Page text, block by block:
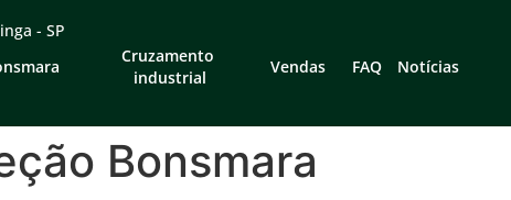
- SP
Cruzamento
industrial
Vendas FAQ Notícias
Bonsmara